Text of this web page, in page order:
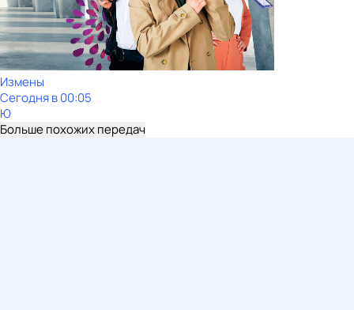
Измены
Сегодня в 00:05
Ю
Больше похожих передач